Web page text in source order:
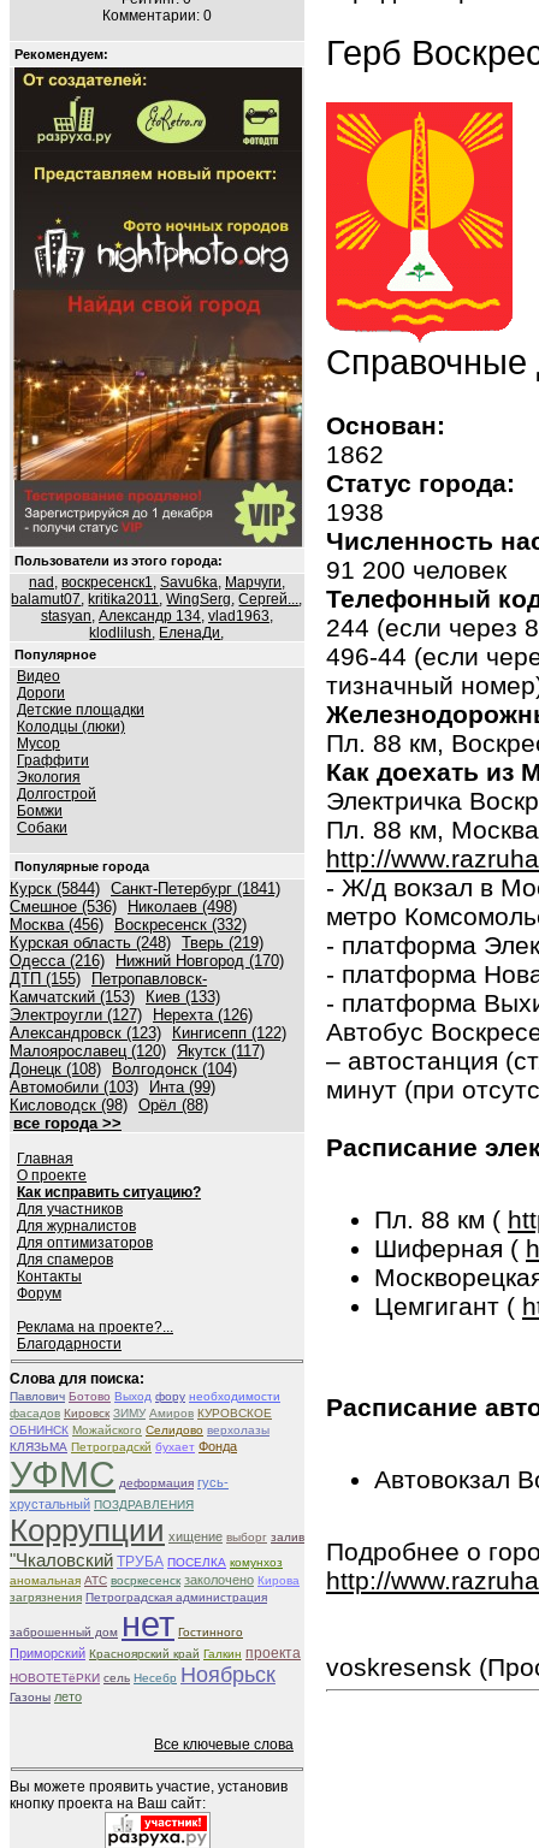
Комментарии: 0
Рекомендуем:
Пользователи из этого города:
nad , воскресенск1, Savu6ka, Марчуги,
balamut07, kritika2011,WingSerg,Сергей...,
stasyan, Александр 134, vlad1963,
klodlilush, ЕленаДи,
Популярное
Видео
Дороги
Детские площадки
Колодцы (люки)
Мусор
Граффити
Экология
Долгострой
Бомжи
Собаки
Популярные города
Курск (5844) Санкт-Петербург (1841)
Смешное (536)
Николаев (498)
Москва (456)
Воскресенск (332)
Курская область (248) Тверь (219)
Одесса (216)
Нижний Новгород (170)
ДТП (155)
Петропавловск-
Камчатский (153)
Киев (133)
Электроугли (127)
Нерехта (126)
Александровск (123)
Кингисепп (122)
Малоярославец (120) Якутск (117)
Донецк (108)
Волгодонск (104)
Автомобили (103)
Инта (99)
Кисловодск (98) Орёл (88)
все города >>
Главная
О проекте
Как исправить ситуацию?
Для участников
Для журналистов
Для оптимизаторов
Для спамеров
Контакты
Форум
Реклама на проекте?...
Благодарности
Слова для поиска:
Павлович Ботово Выход фору необходимости
фасадов Кировск ЗИМУ Амиров КУРОВСКОЕ
ОБНИНСК Можайского Селидово верхолазы
КЛЯЗЬМА Петроградскй бухает Фонда
УФМС деформация гусь-
хрустальный ПОЗДРАВЛЕНИЯ
Коррупции хищение выборг залив
"Чкаловский ТРУБА ПОСЕЛКА комунхоз
аномальная АТС восркесенск заколочено Кирова
загрязнения Петроградская администрация
заброшенный дом нет Гостинного
Приморский Красноярский край Галкин проекта
НОВОТЕТёРКИ сель Несебр Ноябрьск
Газоны лето
Все ключевые слова
Вы можете проявить участие, установив
кнопку проекта на Ваш сайт:
Герб
Справочные
Основан:
1862
Статус города:
1938
Численность
91 200 человек
Телефонный
244 (если через
496-44 (если
тизначный
Пл. 88 км,
Как доехать из
Электричка
Пл. 88 км,
http://
- Ж/д вокзал в
метро
- платформа
- платформа
- платформа
Автобус
– автостанция
минут (при
Расписание
Пл. 88 км (
Шиферная (
Цемгигант (
Расписание
Автовокзал
Подробнее о
http://
voskresensk